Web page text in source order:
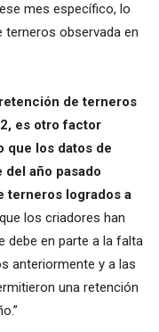
mes específico, lo
terneros observada en
de terneros
es otro factor
que los datos de
año pasado
terneros logrados a
los criadores han
debe en parte a la falta
anteriormente y a las
una retención